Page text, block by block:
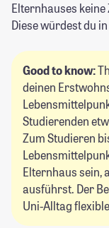
Elternhauses
Diese würdest du
Good to know:
deinen
Studierenden
Zum Studieren
Elternhaus sein,
ausführst. Der
Uni-Alltag